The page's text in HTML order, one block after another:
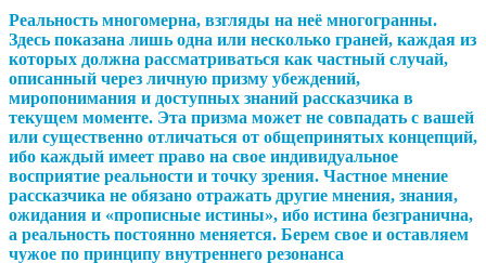
Реальность многомерна, взгляды на неё многогранны.
Здесь показана лишь одна или несколько граней, каждая из
которых должна рассматриваться как частный случай,
описанный через личную призму убеждений,
миропонимания и доступных знаний рассказчика в
текущем моменте. Эта призма может не совпадать с вашей
или существенно отличаться от общепринятых концепций,
ибо каждый имеет право на свое индивидуальное
восприятие реальности и точку зрения. Частное мнение
рассказчика не обязано отражать другие мнения, знания,
ожидания и «прописные истины», ибо истина безгранична,
а реальность постоянно меняется. Берем свое и оставляем
чужое по принципу внутреннего резонанса